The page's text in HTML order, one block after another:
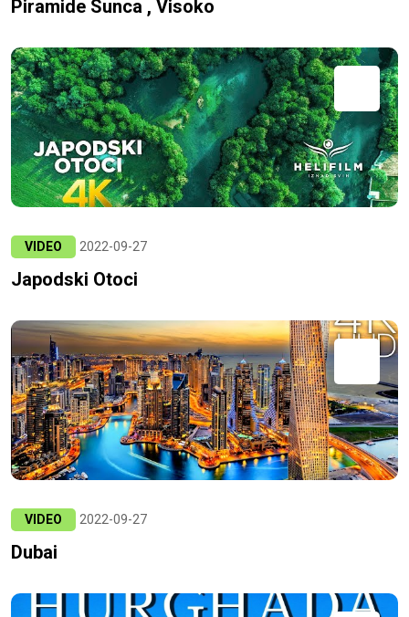
Piramide Sunca , Visoko
VIDEO 2022-09-27
Japodski Otoci
VIDEO 2022-09-27
Dubai